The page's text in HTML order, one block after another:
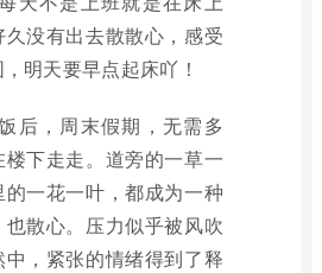
没有出去散散心，感受
明天要早点起床吖！
后，周末假期，无需多
下走走。道旁的一草一
一花一叶，都成为一种
散心。压力似乎被风吹
，紧张的情绪得到了释